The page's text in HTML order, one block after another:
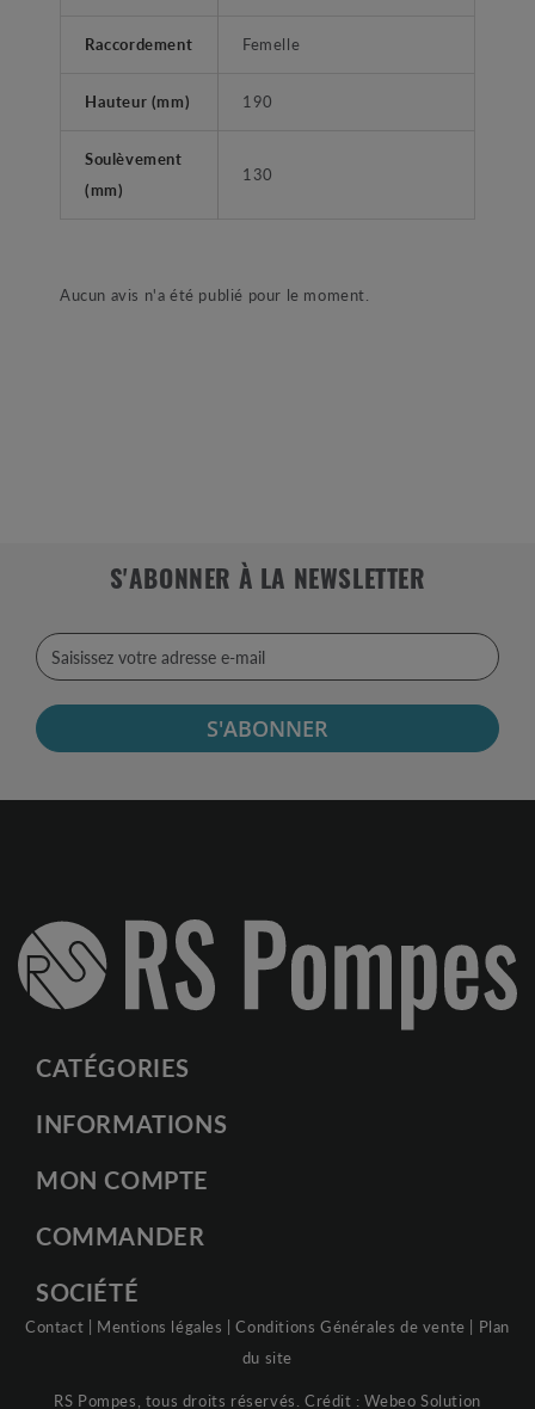
Raccordement Femelle
Hauteur (mm) 190
Soulèvement
(mm)
130
Aucun avis n'a été publié pour le moment.
S'ABONNER À LA NEWSLETTER
S'ABONNER
CATÉGORIES
INFORMATIONS
MON COMPTE
COMMANDER
SOCIÉTÉ
Contact | Mentions légales |Conditions Générales de vente | Plan
du site
RS Pompes, tous droits réservés. Crédit :Webeo Solution